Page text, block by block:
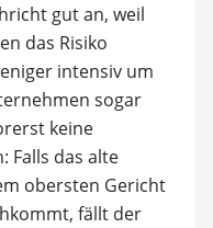
gut an, weil
das Risiko
intensiv um
sogar
keine
Falls das alte
obersten Gericht
fällt der